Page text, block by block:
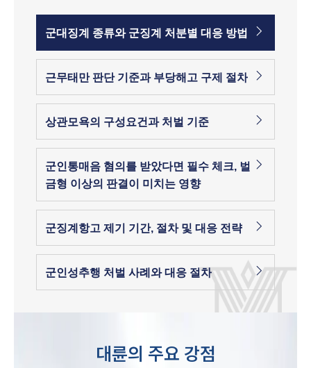
군대징계 종류와 군징계 처분별 대응 방법
근무태만 판단 기준과 부당해고 구제 절차
상관모욕의 구성요건과 처벌 기준
군인통매음 혐의를 받았다면 필수 체크, 벌
금형 이상의 판결이 미치는 영향
군징계항고 제기 기간, 절차 및 대응 전략
군인성추행 처벌 사례와 대응 절차
대륜의 주요 강점